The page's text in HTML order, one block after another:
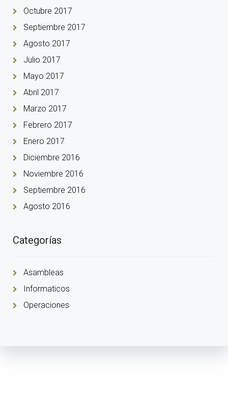
Octubre 2017
Septiembre 2017
Agosto 2017
Julio 2017
Mayo 2017
Abril 2017
Marzo 2017
Febrero 2017
Enero 2017
Diciembre 2016
Noviembre 2016
Septiembre 2016
Agosto 2016
Categorías
Asambleas
Informaticos
Operaciones